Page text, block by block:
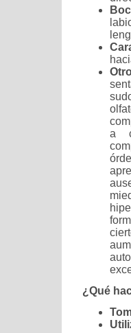
a
¿Qué